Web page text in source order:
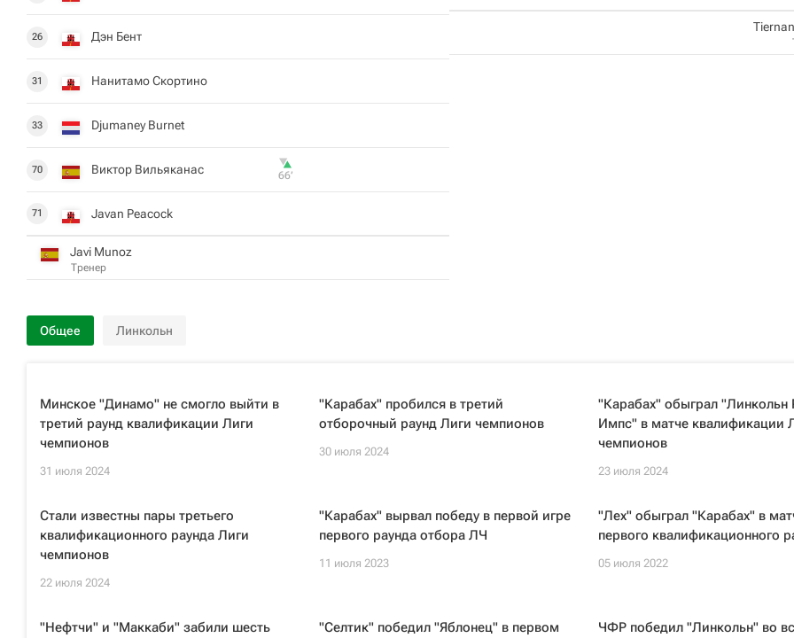
26 Дэн Бент
31 Нанитамо Скортино
33 Djumaney Burnet
70 Виктор Вильяканас 66‎’‎
71 Javan Peacock
Javi Munoz
Тренер
Общее Линкольн
Минское "Динамо" не смогло выйти в
третий раунд квалификации Лиги
чемпионов
31 июля 2024
"Карабах" пробился в третий
отборочный раунд Лиги чемпионов
30 июля 2024
"Карабах" обыграл "Линкольн
Импс" в матче квалификации
чемпионов
23 июля 2024
Стали известны пары третьего
квалификационного раунда Лиги
чемпионов
22 июля 2024
"Карабах" вырвал победу в первой игре
первого раунда отбора ЛЧ
11 июля 2023
"Лех" обыграл "Карабах" в
первого квалификационного
05 июля 2022
"Нефтчи" и "Маккаби" забили шесть
"Селтик" победил "Яблонец" в первом
ЧФР победил "Линкольн" во